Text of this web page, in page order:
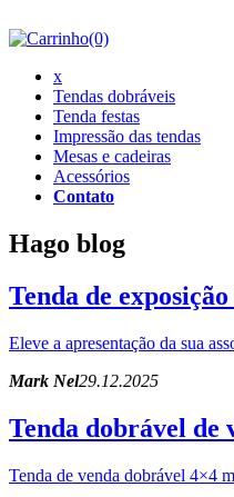
(0)
x
Tendas dobráveis
Tenda festas
Impressão das tendas
Mesas e cadeiras
Acessórios
Contato
Hago blog
Tenda de
Eleve a apresentação da sua
Mark Nel29.12.2025
Tenda dobrável de
Tenda de venda dobrável 4×4